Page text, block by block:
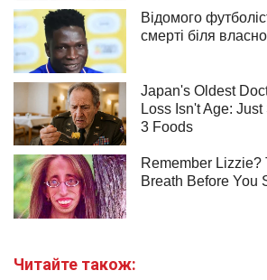
Читайте також: